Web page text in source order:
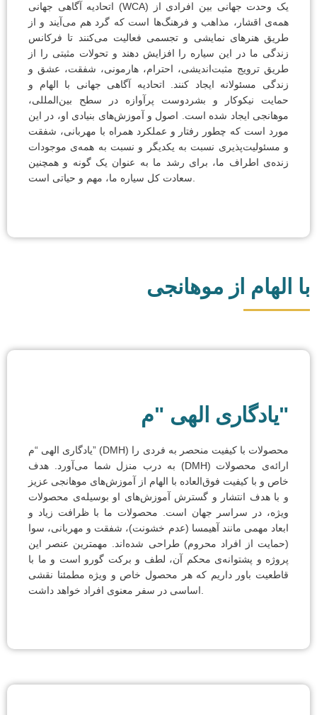
اتحادیه آگاهی جهانی (WCA) یک وحدت جهانی بین افرادی از
همه‌ی اقشار، مذاهب و فرهنگ‌ها است که گرد هم می‌آیند و از
طریق هنرهای نمایشی و تجسمی فعالیت می‌کنند تا فرکانس
زندگی ما در این سیاره را افزایش دهند و تحولات مثبتی را از
طریق ترویج مثبت‌اندیشی، احترام، هارمونی، شفقت، عشق و
زندگی مسئولانه ایجاد کنند. اتحادیه آگاهی جهانی با الهام و
حمایت نیکوکار و بشردوست پرآوازه در سطح بین‌المللی،
موهانجی ایجاد شده است. اصول و آموزش‌های بنیادی او، در این
مورد است که چطور رفتار و عملکرد همراه با مهربانی، شفقت
و مسئولیت‌پذیری نسبت به یکدیگر و نسبت به همه‌ی موجودات
زنده‌ی اطراف ما، برای رشد ما به عنوان یک گونه و همچنین
با الهام از موهانجی
یادگاری الهی "م"
یادگاری الهی “م” (DMH) محصولات با کیفیت منحصر به فردی را
به درب منزل شما می‌آورد. هدف (DMH) ارائه‌ی محصولات
خاص و با کیفیت فوق‌العاده با الهام از آموزش‌های موهانجی عزیز
و با هدف انتشار و گسترش آموزش‌های او بوسیله‌ی محصولات
ویژه، در سراسر جهان است. محصولات ما با ظرافت زیاد و
ابعاد مهمی مانند آهیمسا (عدم خشونت)، شفقت و مهربانی، سوا
(حمایت از افراد محروم) طراحی شده‌اند. مهمترین عنصر این
پروژه و پشتوانه‌ی محکم آن، لطف و برکت گورو است و ما با
قاطعیت باور داریم که هر محصول خاص و ویژه مطمئنا نقشی